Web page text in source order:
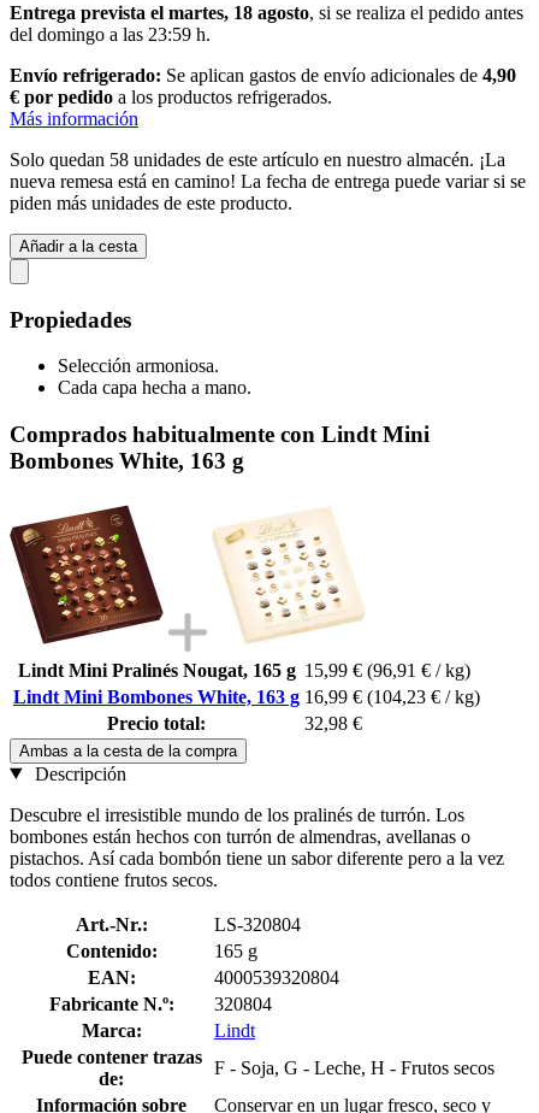
Entrega prevista el martes, 18 agosto, si se realiza el pedido antes
del domingo a las 23:59 h.
Envío refrigerado: Se aplican gastos de envío adicionales de 4,90
€ por pedido a los productos refrigerados.
Más información
Solo quedan 58 unidades de este artículo en nuestro almacén. ¡La
nueva remesa está en camino! La fecha de entrega puede variar si se
piden más unidades de este producto.
Añadir a la cesta
Propiedades
Selección armoniosa.
Cada capa hecha a mano.
Comprados habitualmente con Lindt Mini
Bombones White, 163 g
Lindt Mini Pralinés Nougat, 165 g 15,99 € (96,91 € / kg)
Lindt Mini Bombones White, 163 g 16,99 € (104,23 € / kg)
Precio total:
32,98 €
Ambas a la cesta de la compra
Descripción
Descubre el irresistible mundo de los pralinés de turrón. Los
bombones están hechos con turrón de almendras, avellanas o
pistachos. Así cada bombón tiene un sabor diferente pero a la vez
todos contiene frutos secos.
Art.-Nr.:
LS-320804
Contenido:
165 g
EAN:
4000539320804
Fabricante N.º:
320804
Marca:
Lindt
Puede contener trazas
de:
F - Soja, G - Leche, H - Frutos secos
Información sobre
Conservar en un lugar fresco, seco y